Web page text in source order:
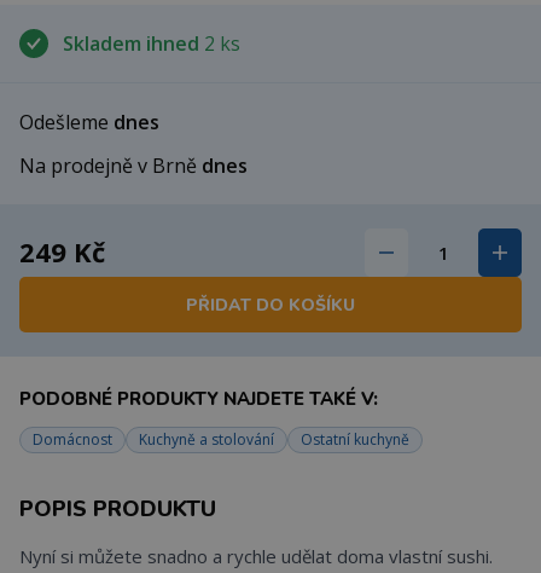
Skladem ihned 2 ks
Odešleme dnes
Na prodejně v Brně dnes
249 Kč
PŘIDAT DO KOŠÍKU
PODOBNÉ PRODUKTY NAJDETE TAKÉ V:
Domácnost Kuchyně a stolování Ostatní kuchyně
POPIS PRODUKTU
Nyní si můžete snadno a rychle udělat doma vlastní sushi.